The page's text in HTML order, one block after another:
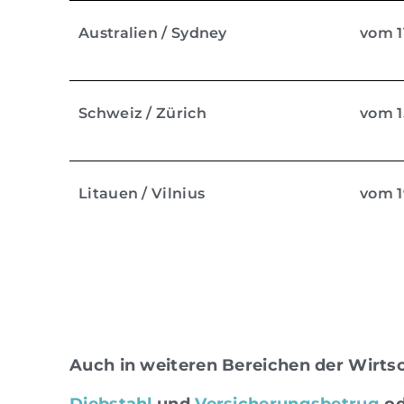
Australien / Sydney vom
Schweiz / Zürich vom
Litauen / Vilnius vom
Auch in weiteren Bereichen der